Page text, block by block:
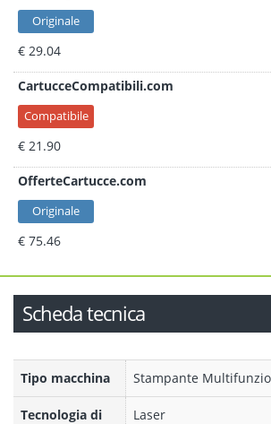
Originale
€ 29.04
CartucceCompatibili.com
Compatibile
€ 21.90
OfferteCartucce.com
Originale
€ 75.46
Scheda tecnica
Tipo macchina Stampante
Tecnologia di
Laser